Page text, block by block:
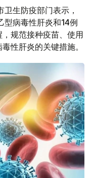
卫生防疫部门表示，
型病毒性肝炎和14例
规范接种疫苗、使用
性肝炎的关键措施。